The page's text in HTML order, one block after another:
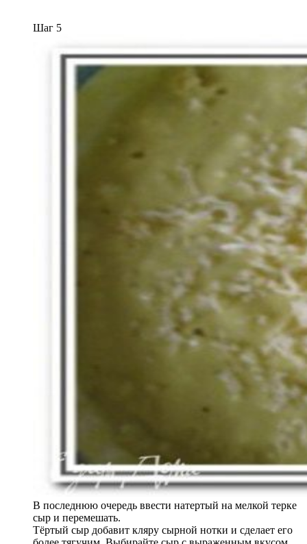
Шаг 5
В последнюю очередь ввести натертый на мелкой терке
сыр и перемешать.
Тёртый сыр добавит кляру сырной нотки и сделает его